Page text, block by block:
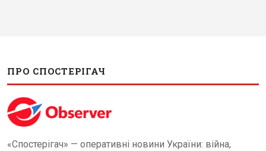
ПРО СПОСТЕРІГАЧ
«Спостерігач» — оперативні новини України: війна,